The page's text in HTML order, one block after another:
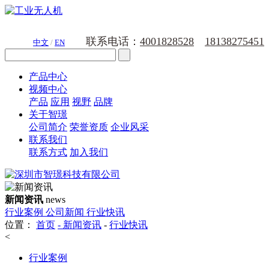
中文 / EN 联系电话： 4001828528 18138275451
产品中心
视频中心
产品 应用 视野 品牌
关于智璟
公司简介 荣誉资质 企业风采
联系我们
联系方式 加入我们
新闻资讯 news
行业案例 公司新闻 行业快讯
位置：
首页 - 新闻资讯 - 行业快讯
<
行业案例